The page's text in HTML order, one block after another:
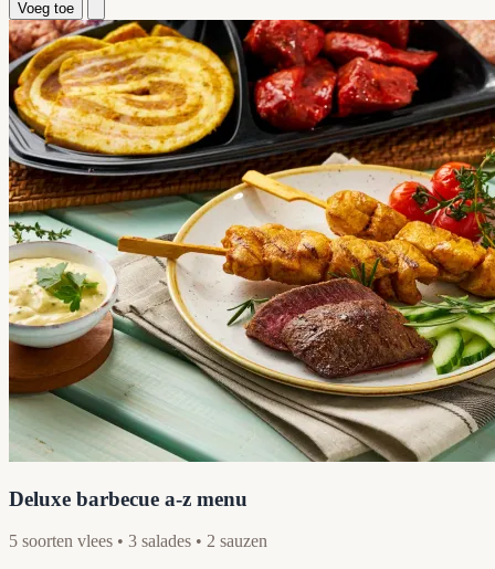
Voeg toe
Deluxe barbecue a-z menu
5 soorten vlees • 3 salades • 2 sauzen